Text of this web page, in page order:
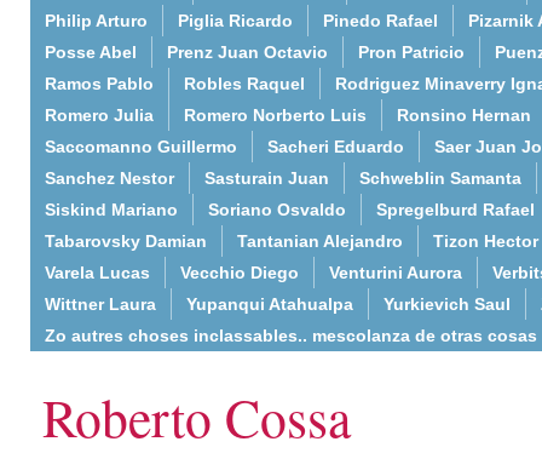
Philip Arturo
Piglia Ricardo Pinedo Rafael
Pizarnik
Posse Abel
Prenz Juan Octavio Pron Patricio
Ramos Pablo
Robles Raquel
Rodriguez Minaverry
Romero Julia
Romero Norberto Luis
Ronsino Hernan
Saccomanno Guillermo
Sacheri Eduardo
Saer Juan
Sanchez Nestor
Sasturain Juan
Schweblin Samanta
Siskind Mariano
Soriano Osvaldo
Spregelburd Rafael
Tabarovsky Damian
Tantanian Alejandro
Tizon Hector
Varela Lucas
Vecchio Diego Venturini Aurora
Wittner Laura
Yupanqui Atahualpa Yurkievich Saul
Zo autres choses inclassables.. mescolanza de otras cosas
Roberto Cossa